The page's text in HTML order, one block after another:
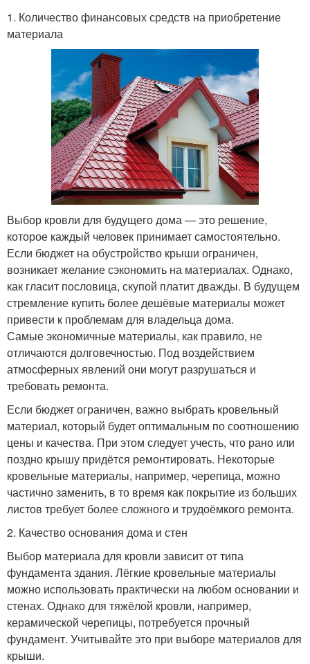
1. Количество финансовых средств на приобретение
материала
Выбор кровли для будущего дома — это решение,
которое каждый человек принимает самостоятельно.
Если бюджет на обустройство крыши ограничен,
возникает желание сэкономить на материалах. Однако,
как гласит пословица, скупой платит дважды. В будущем
стремление купить более дешёвые материалы может
привести к проблемам для владельца дома.
Самые экономичные материалы, как правило, не
отличаются долговечностью. Под воздействием
атмосферных явлений они могут разрушаться и
требовать ремонта.
Если бюджет ограничен, важно выбрать кровельный
материал, который будет оптимальным по соотношению
цены и качества. При этом следует учесть, что рано или
поздно крышу придётся ремонтировать. Некоторые
кровельные материалы, например, черепица, можно
частично заменить, в то время как покрытие из больших
листов требует более сложного и трудоёмкого ремонта.
2. Качество основания дома и стен
Выбор материала для кровли зависит от типа
фундамента здания. Лёгкие кровельные материалы
можно использовать практически на любом основании и
стенах. Однако для тяжёлой кровли, например,
керамической черепицы, потребуется прочный
фундамент. Учитывайте это при выборе материалов для
крыши.